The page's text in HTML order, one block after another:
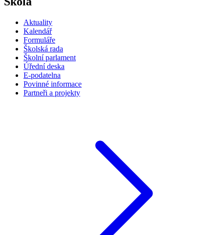
Aktuality
Kalendář
Formuláře
Školská rada
Školní parlament
Úřední deska
E-podatelna
Povinné informace
Partneři a projekty